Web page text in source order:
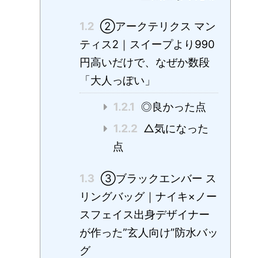
1.2 ②アークテリクス マン
ティス2｜スイープより990
円高いだけで、なぜか数段
「大人っぽい」
1.2.1
◎良かった点
1.2.2 △気になった
点
1.3 ③ブラックエンバー ス
リングバッグ｜ナイキ×ノー
スフェイス出身デザイナー
が作った”玄人向け”防水バッ
グ